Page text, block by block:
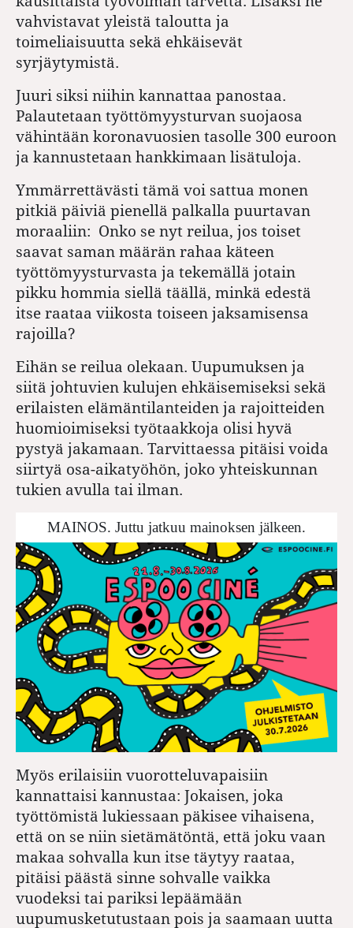
vahvistavat yleistä taloutta ja
toimeliaisuutta sekä ehkäisevät
syrjäytymistä.
Juuri siksi niihin kannattaa panostaa.
Palautetaan työttömyysturvan suojaosa
vähintään koronavuosien tasolle 300 euroon
ja kannustetaan hankkimaan lisätuloja.
Ymmärrettävästi tämä voi sattua monen
pitkiä päiviä pienellä palkalla puurtavan
moraaliin: Onko se nyt reilua, jos toiset
saavat saman määrän rahaa käteen
työttömyysturvasta ja tekemällä jotain
pikku hommia siellä täällä, minkä edestä
itse raataa viikosta toiseen jaksamisensa
rajoilla?
Eihän se reilua olekaan. Uupumuksen ja
siitä johtuvien kulujen ehkäisemiseksi sekä
erilaisten elämäntilanteiden ja rajoitteiden
huomioimiseksi työtaakkoja olisi hyvä
pystyä jakamaan. Tarvittaessa pitäisi voida
siirtyä osa-aikatyöhön, joko yhteiskunnan
tukien avulla tai ilman.
MAINOS. Juttu jatkuu mainoksen jälkeen.
Myös erilaisiin vuorotteluvapaisiin
kannattaisi kannustaa: Jokaisen, joka
työttömistä lukiessaan päkisee vihaisena,
että on se niin sietämätöntä, että joku vaan
makaa sohvalla kun itse täytyy raataa,
pitäisi päästä sinne sohvalle vaikka
vuodeksi tai pariksi lepäämään
uupumusketutustaan pois ja saamaan uutta